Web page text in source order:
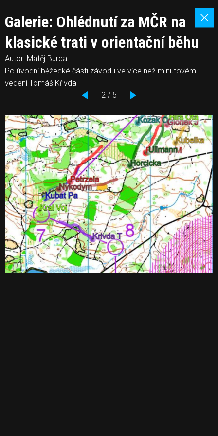
Galerie: Ohlédnutí za MČR na
klasické trati v orientační běhu
Autor: Matěj Burda
Po úvodní běžecké části závodu ve více než minutovém
vedení Tomáš Křivda
2 / 5